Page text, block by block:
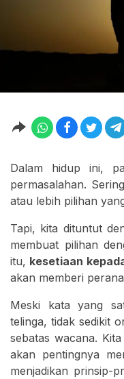
Dalam hidup ini,
permasalahan.
atau lebih pilihan
Tapi, kita dituntut
membuat pilihan
itu, kesetiaan
akan memberi
Meski kata yang
telinga, tidak sedikit
sebatas wacana.
akan pentingnya
menjadikan prinsip-